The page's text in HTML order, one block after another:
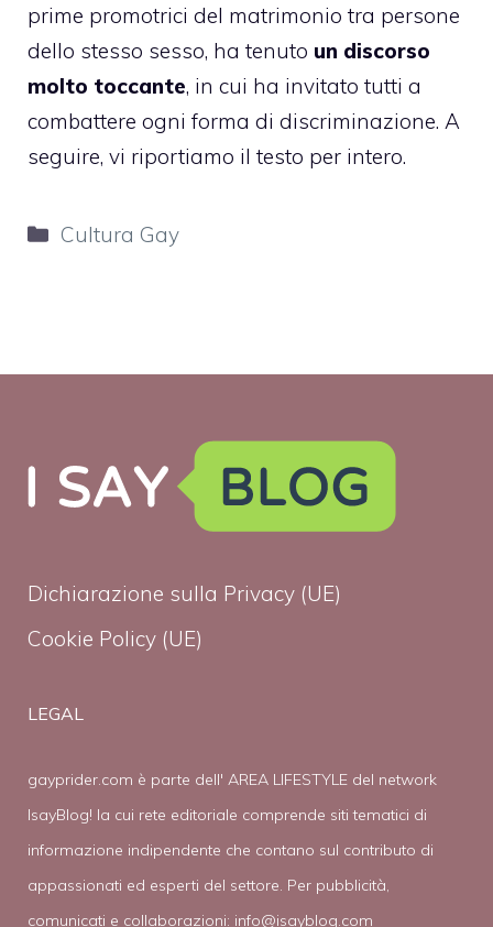
prime promotrici del matrimonio tra persone
dello stesso sesso, ha tenuto un discorso
molto toccante, in cui ha invitato tutti a
combattere ogni forma di discriminazione. A
seguire, vi riportiamo il testo per intero.
Categorie
Cultura Gay
Dichiarazione sulla Privacy (UE)
Cookie Policy (UE)
LEGAL
gayprider.com è parte dell' AREA LIFESTYLE del network
IsayBlog! la cui rete editoriale comprende siti tematici di
informazione indipendente che contano sul contributo di
appassionati ed esperti del settore. Per pubblicità,
comunicati e collaborazioni: info@isayblog.com